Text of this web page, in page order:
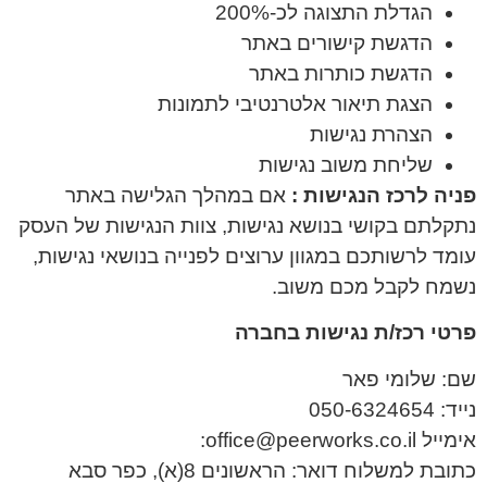
הגדלת התצוגה לכ-200%
הדגשת קישורים באתר
הדגשת כותרות באתר
הצגת תיאור אלטרנטיבי לתמונות
הצהרת נגישות
שליחת משוב נגישות
פניה לרכז הנגישות : אם במהלך הגלישה באתר
נתקלתם בקושי בנושא נגישות, צוות הנגישות של העסק
עומד לרשותכם במגוון ערוצים לפנייה בנושאי נגישות,
נשמח לקבל מכם משוב.
פרטי רכז/ת נגישות בחברה
שם: שלומי פאר
נייד: 050-6324654
אימייל office@peerworks.co.il:
כתובת למשלוח דואר: הראשונים 8(א), כפר סבא